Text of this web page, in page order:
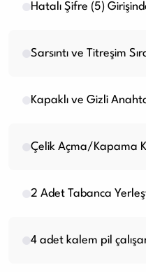
Hatalı Şifre (5)
Sarsıntı ve Titreşim
Kapaklı ve Gizli
Çelik Açma/Kapama
2 Adet Tabanca
4 adet kalem pil